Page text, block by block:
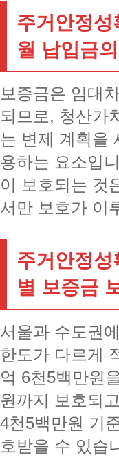
주거안정
월 납입금
보증금은 임대
되므로, 청산가
는 변제 계획을
용하는 요소입
이 보호되는 것
서만 보호가 이
주거안정성
별 보증금
서울과 수도권
한도가 다르게
억 6천5백만원
원까지 보호되
4천5백만원 기
호받을 수 있습